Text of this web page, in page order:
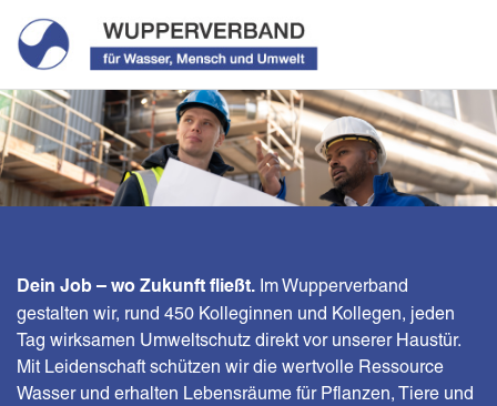
Dein Job – wo Zukunft fließt. Im Wupperverband
gestalten wir, rund 450 Kolleginnen und Kollegen, jeden
Tag wirksamen Umweltschutz direkt vor unserer Haustür.
Mit Leidenschaft schützen wir die wertvolle Ressource
Wasser und erhalten Lebensräume für Pflanzen, Tiere und